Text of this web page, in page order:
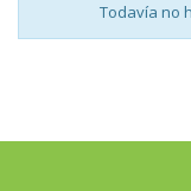
Todavía no